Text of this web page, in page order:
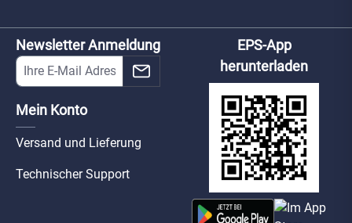
Newsletter Anmeldung
Mein Konto
Versand und Lieferung
Technischer Support
EPS-App
herunterladen